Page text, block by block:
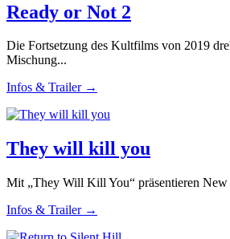
Ready or Not 2
Die Fortsetzung des Kultfilms von 2019
Mischung...
Infos & Trailer →
They will kill you
Mit „They Will Kill You“ präsentieren
Infos & Trailer →